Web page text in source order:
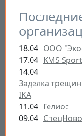
18.04 ООО
17.04 KMS Sport
14.04
Заделка
IKA
11.04 Гелиос
09.04